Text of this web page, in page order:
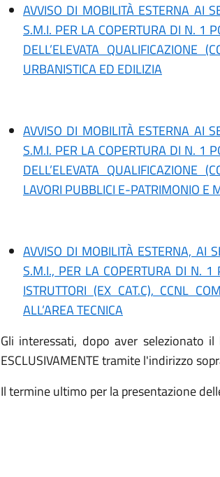
AVVISO DI MOBILITÀ ESTERNA AI
S.M.I. PER LA COPERTURA DI N. 1
DELL’ELEVATA
URBANISTICA ED EDILIZIA
AVVISO DI MOBILITÀ ESTERNA AI
S.M.I. PER LA COPERTURA DI N. 1
DELL’ELEVATA
LAVORI PUBBLICI E-PATRIMONIO E
AVVISO DI MOBILITÀ ESTERNA, AI
S.M.I., PER LA COPERTURA DI N. 1
ISTRUTTORI (EX CAT.C), CCNL
ALL’AREA TECNICA
Gli interessati, dopo aver selezionato
ESCLUSIVAMENTE tramite l'indirizzo
Il termine ultimo per la presentazione